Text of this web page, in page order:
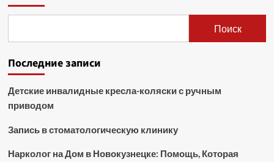
Поиск
Последние записи
Детские инвалидные кресла-коляски с ручным
приводом
Запись в стоматологическую клинику
Нарколог на Дом в Новокузнецке: Помощь, Которая